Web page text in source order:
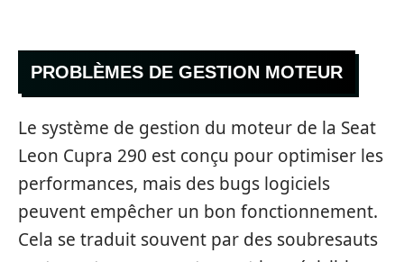
PROBLÈMES DE GESTION MOTEUR
Le système de gestion du moteur de la Seat
Leon Cupra 290 est conçu pour optimiser les
performances, mais des bugs logiciels
peuvent empêcher un bon fonctionnement.
Cela se traduit souvent par des soubresauts